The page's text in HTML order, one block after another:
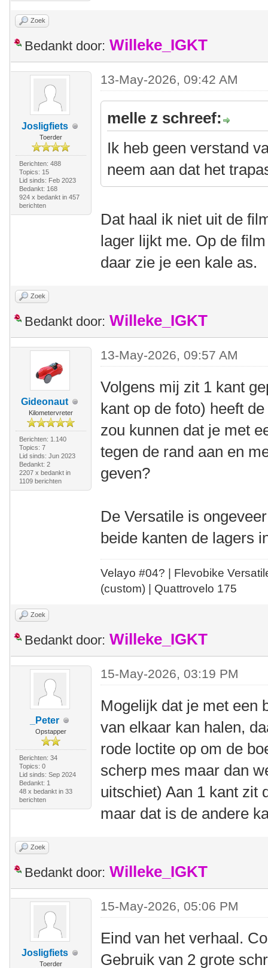
Zoek
Bedankt door: Willeke_IGKT
Josligfiets
Toerder
Berichten: 488
Topics: 15
Lid sinds: Feb 2023
Bedankt: 168
924 x bedankt in 457
berichten
13-May-2026, 09:42 AM
melle z schreef:
Ik heb geen verstand
neem aan dat het
Dat haal ik niet uit de
lager lijkt me. Op de
daar zie je een kale as.
Zoek
Bedankt door: Willeke_IGKT
Gideonaut
Kilometervreter
Berichten: 1.140
Topics: 7
Lid sinds: Jun 2023
Bedankt: 2
2207 x bedankt in
1109 berichten
13-May-2026, 09:57 AM
Volgens mij zit 1 kant
kant op de foto) heeft
zou kunnen dat je met
tegen de rand aan en
geven?
De Versatile is
beide kanten de lagers
Velayo #04? | Flevobike
(custom) | Quattrovelo 175
Zoek
Bedankt door: Willeke_IGKT
_Peter
Opstapper
Berichten: 34
Topics: 0
Lid sinds: Sep 2024
Bedankt: 1
48 x bedankt in 33
berichten
15-May-2026, 03:19 PM
Mogelijk dat je met een
van elkaar kan halen,
rode loctite op om de
scherp mes maar dan
uitschiet) Aan 1 kant zit
maar dat is de andere
Zoek
Bedankt door: Willeke_IGKT
Josligfiets
Toerder
15-May-2026, 05:06 PM
Eind van het verhaal.
Gebruik van 2 grote